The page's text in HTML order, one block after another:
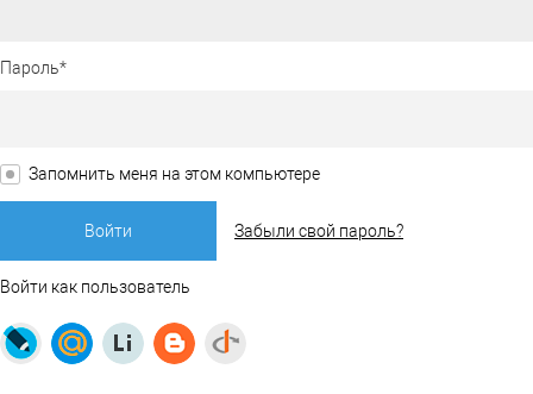
Пароль*
Запомнить меня на этом компьютере
Забыли свой пароль?
Войти как пользователь